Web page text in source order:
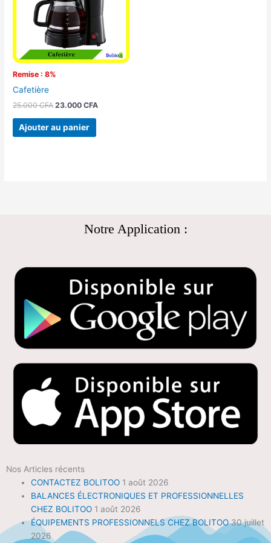
Remise : 8%
Cafetière
25.000CFA 23.000CFA
Ajouter au panier
Notre Application :
Nos Articles récents
CONTACTEZ BOLITOO 1 août 2026
BALANCES ÉLECTRONIQUES ET PROFESSIONNELLES
CHEZ BOLITOO 1 août 2026
ÉQUIPEMENTS PROFESSIONNELS CHEZ BOLITOO 30 juillet
2026